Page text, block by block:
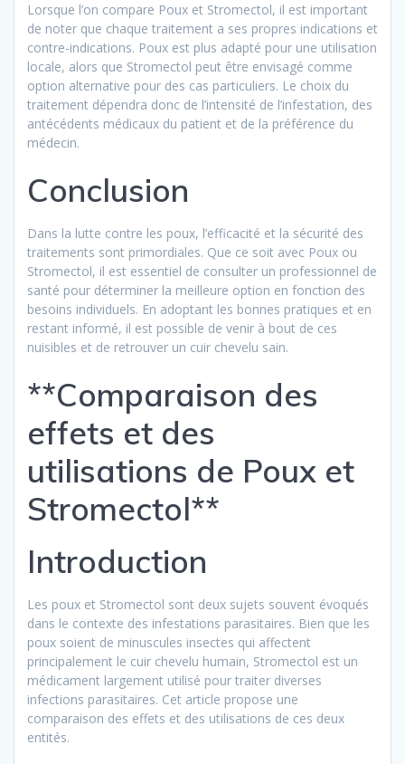
Lorsque l’on compare Poux et Stromectol, il est important
de noter que chaque traitement a ses propres indications et
contre-indications. Poux est plus adapté pour une utilisation
locale, alors que Stromectol peut être envisagé comme
option alternative pour des cas particuliers. Le choix du
traitement dépendra donc de l’intensité de l’infestation, des
antécédents médicaux du patient et de la préférence du
médecin.
Conclusion
Dans la lutte contre les poux, l’efficacité et la sécurité des
traitements sont primordiales. Que ce soit avec Poux ou
Stromectol, il est essentiel de consulter un professionnel de
santé pour déterminer la meilleure option en fonction des
besoins individuels. En adoptant les bonnes pratiques et en
restant informé, il est possible de venir à bout de ces
nuisibles et de retrouver un cuir chevelu sain.
**Comparaison des
effets et des
utilisations de Poux et
Stromectol**
Introduction
Les poux et Stromectol sont deux sujets souvent évoqués
dans le contexte des infestations parasitaires. Bien que les
poux soient de minuscules insectes qui affectent
principalement le cuir chevelu humain, Stromectol est un
médicament largement utilisé pour traiter diverses
infections parasitaires. Cet article propose une
comparaison des effets et des utilisations de ces deux
entités.